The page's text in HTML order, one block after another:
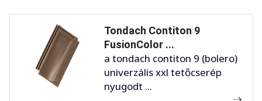
Tondach Contiton 9
FusionColor ...
a tondach contiton 9 (bolero)
univerzális xxl tetőcserép
nyugodt ...